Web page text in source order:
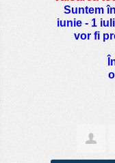
Suntem
iunie - 1
vor fi